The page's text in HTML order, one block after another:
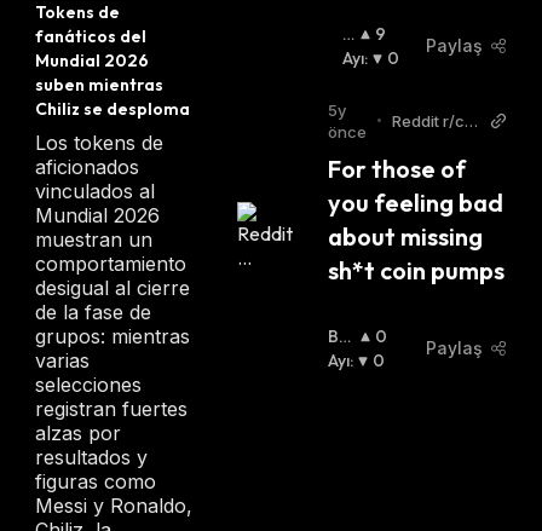
Tokens de
fanáticos del
Mundial 2026
suben mientras
Chiliz se desploma
Los tokens de
aficionados
vinculados al
Mundial 2026
muestran un
comportamiento
desigual al cierre
de la fase de
grupos: mientras
varias
selecciones
registran fuertes
alzas por
resultados y
figuras como
Messi y Ronaldo,
B
O
A
:
9
Ayı: 0
Paylaş
5y
önce
•
Reddit r/cry
cy
For those of
you feeling bad
about missing
sh*t coin pumps
Bo
Ğa:
0
Ayı: 0
Paylaş